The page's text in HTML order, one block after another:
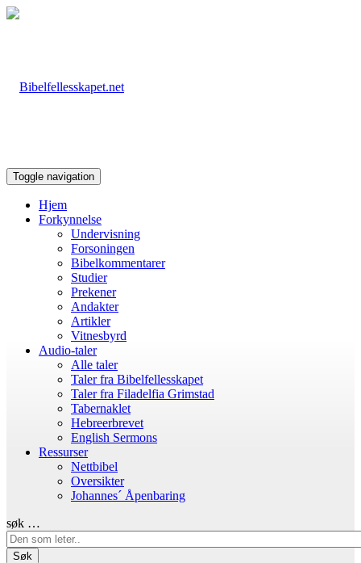
Toggle navigation
Hjem
Forkynnelse
Undervisning
Forsoningen
Bibelkommentarer
Studier
Prekener
Andakter
Artikler
Vitnesbyrd
Audio-taler
Alle taler
Taler fra Bibelfellesskapet
Taler fra Filadelfia Grimstad
Tabernaklet
Hebreerbrevet
English Sermons
Ressurser
Nettbibel
Oversikter
Johannes´ Åpenbaring
søk …
Søk